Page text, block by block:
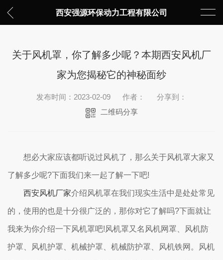
西安强源环保动力工程有限公司
关于风机罩，你了解多少呢？本期西安风机厂
家为您揭秘它的神秘面纱
发布时间：2023-02-09 作者：
分享到：
二维码分享
想必大家应该都听说过风机了，那么关于风机罩大家又
了解多少呢?下面我们来一起了解一下吧!
西安风机厂家介绍风机罩在我们现实生活中是处处常见
的，使用的也是十分很广泛的，那你对它了解吗?下面就让
我来为你介绍一下风机罩吧!风机罩又名风机网罩、风机防
护罩、风机护罩、机械护罩、机械防护罩、风机铁网。风机